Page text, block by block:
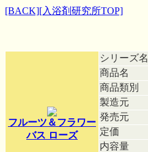
[BACK][入浴剤研究所TOP]
フルーツ＆フラワー
バス ローズ
シリーズ名
商品名
商品類別
製造元
発売元
定価
内容量